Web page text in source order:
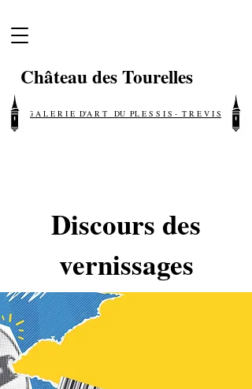
Château des Tourelles
G A L E R I E D'A R T DU PL E S S I S - T R E V I S E
Discours des
vernissages